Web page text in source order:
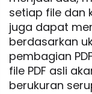
setiap file dan
juga dapat
berdasarkan
pembagian
file PDF asli
berukuran